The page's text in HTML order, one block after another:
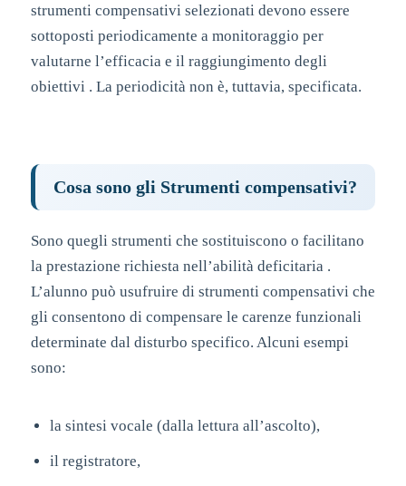
strumenti compensativi selezionati devono essere
sottoposti periodicamente a monitoraggio per
valutarne l’efficacia e il raggiungimento degli
obiettivi . La periodicità non è, tuttavia, specificata.
Cosa sono gli Strumenti compensativi?
Sono quegli strumenti che sostituiscono o facilitano
la prestazione richiesta nell’abilità deficitaria .
L’alunno può usufruire di strumenti compensativi che
gli consentono di compensare le carenze funzionali
determinate dal disturbo specifico. Alcuni esempi
sono:
la sintesi vocale (dalla lettura all’ascolto),
il registratore,